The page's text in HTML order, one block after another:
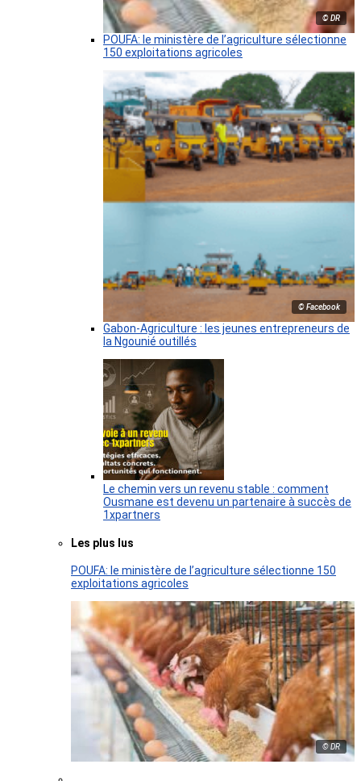
© DR
POUFA: le ministère de l’agriculture sélectionne
150 exploitations agricoles
© Facebook
Gabon-Agriculture : les jeunes entrepreneurs de
la Ngounié outillés
Le chemin vers un revenu stable : comment
Ousmane est devenu un partenaire à succès de
1xpartners
Les plus lus
POUFA: le ministère de l’agriculture sélectionne 150
exploitations agricoles
© DR